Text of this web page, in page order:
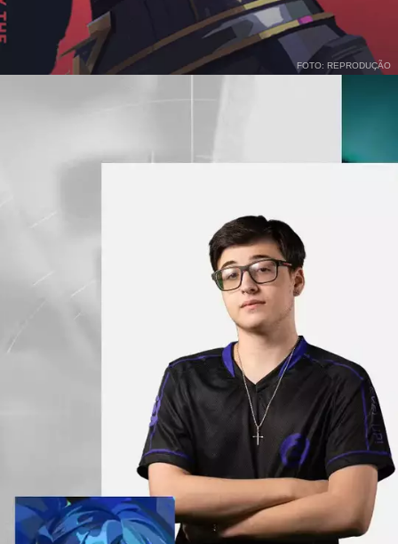
FOTO: REPRODUÇÃO